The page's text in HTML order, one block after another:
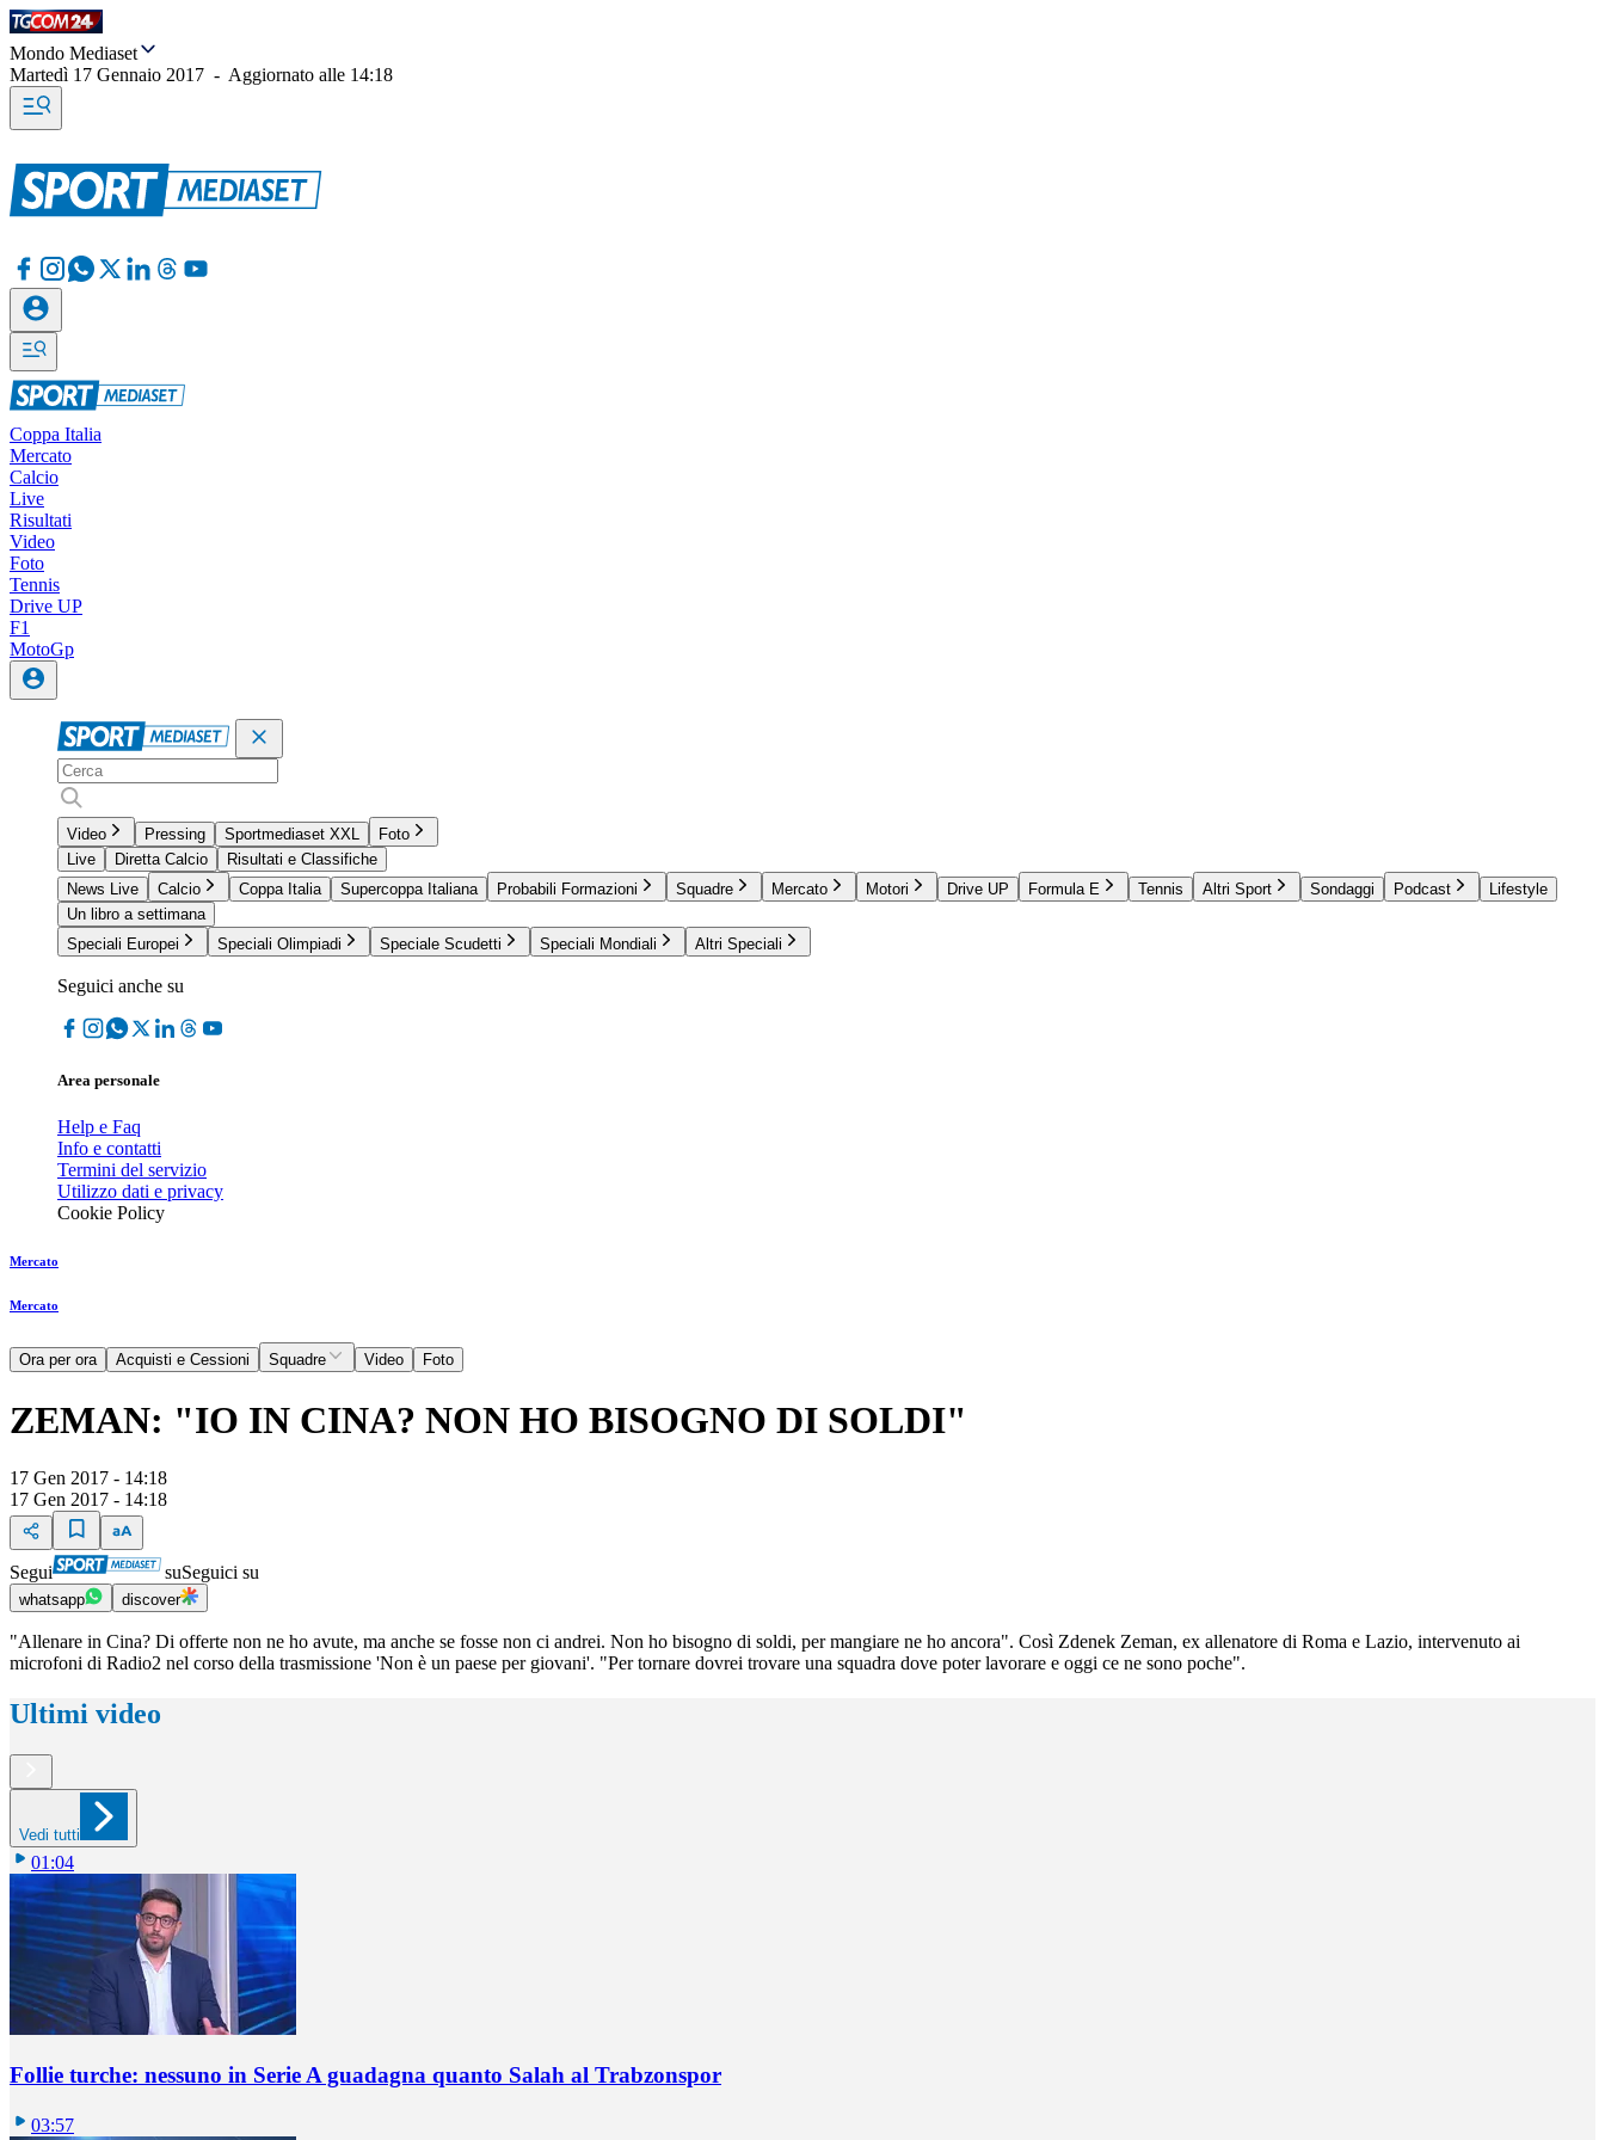
Mondo Mediaset
Martedì 17 Gennaio 2017 - Aggiornato alle 14:18
Coppa Italia
Mercato
Calcio
Live
Risultati
Video
Foto
Tennis
Drive UP
F1
MotoGp
Video Pressing Sportmediaset XXL
Foto
Live
Diretta Calcio
Risultati e Classifiche
News Live
Calcio Coppa Italia Supercoppa Italiana Probabili Formazioni Squadre Mercato Motori Drive UP Formula E Tennis Altri Sport Sondaggi Podcast
Lifestyle
Un libro a settimana
Speciali Europei
Speciali Olimpiadi Speciale Scudetti Speciali Mondiali Altri Speciali
Seguici anche su
Area personale
Help e Faq
Info e contatti
Termini del servizio
Utilizzo dati e privacy
Cookie Policy
Mercato
Mercato
Ora per ora Acquisti e Cessioni Squadre Video Foto
ZEMAN: "IO IN CINA? NON HO BISOGNO DI SOLDI"
17 Gen 2017 - 14:18
17 Gen 2017 - 14:18
Segui suSeguici su
whatsapp discover
"Allenare in Cina? Di offerte non ne ho avute, ma anche se fosse non ci andrei. Non ho bisogno di soldi, per mangiare ne ho ancora". Così Zdenek Zeman, ex allenatore di Roma e Lazio, intervenuto ai
microfoni di Radio2 nel corso della trasmissione 'Non è un paese per giovani'. "Per tornare dovrei trovare una squadra dove poter lavorare e oggi ce ne sono poche".
Ultimi video
Vedi tutti
01:04
Follie turche: nessuno in Serie A guadagna quanto Salah al Trabzonspor
03:57